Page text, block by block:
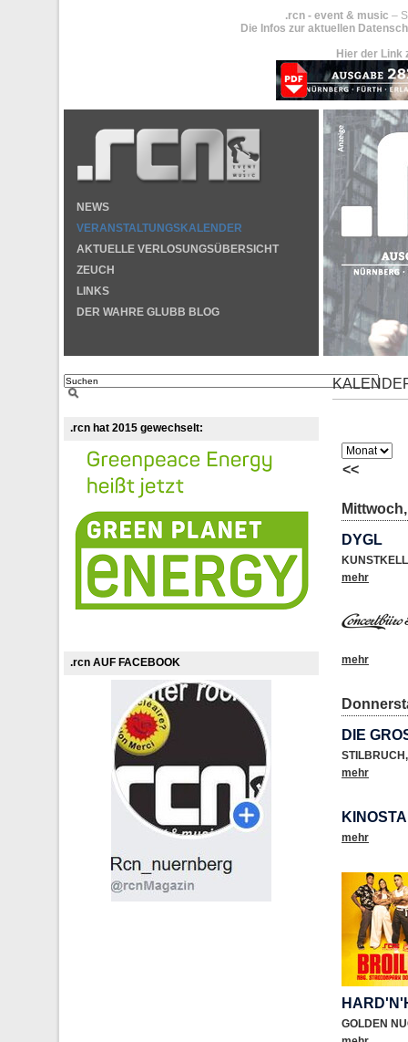
.rcn - event & music –
Die Infos zur aktuellen
Hier der Link
NEWS
VERANSTALTUNGSKALENDER
AKTUELLE VERLOSUNGSÜBERSICHT
ZEUCH
LINKS
DER WAHRE GLUBB BLOG
.rcn hat 2015 gewechselt:
.rcn AUF FACEBOOK
<<
DYGL
mehr
mehr
DIE
STILBRUCH,
mehr
mehr
GOLDEN